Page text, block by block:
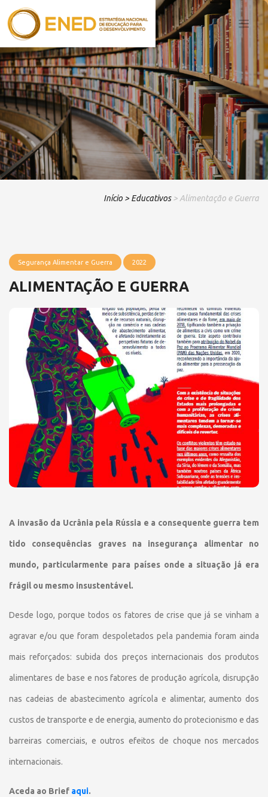
Início > Educativos > Alimentação e Guerra
Segurança Alimentar e Guerra 2022
ALIMENTAÇÃO E GUERRA
A invasão da Ucrânia pela Rússia e a consequente guerra tem
tido consequências graves na insegurança alimentar no
mundo, particularmente para países onde a situação já era
frágil ou mesmo insustentável.
Desde logo, porque todos os fatores de crise que já se vinham a
agravar e/ou que foram despoletados pela pandemia foram ainda
mais reforçados: subida dos preços internacionais dos produtos
alimentares de base e nos fatores de produção agrícola, disrupção
nas cadeias de abastecimento agrícola e alimentar, aumento dos
custos de transporte e de energia, aumento do protecionismo e das
barreiras comerciais, e outros efeitos de choque nos mercados
internacionais.
Aceda ao Brief aqui.